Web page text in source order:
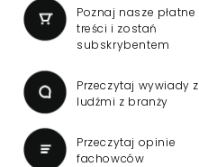
Poznaj nasze płatne
treści i zostań
subskrybentem
Przeczytaj wywiady z
ludźmi z branży
Przeczytaj opinie
fachowców